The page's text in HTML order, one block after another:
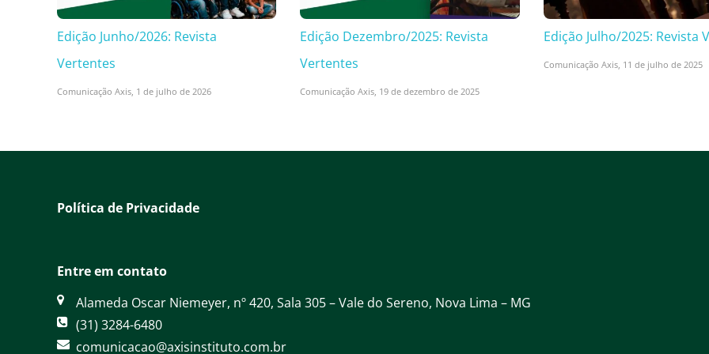
Edição Junho/2026: Revista
Vertentes
Comunicação Axis, 1 de julho de 2026
Edição Dezembro/2025: Revista
Vertentes
Comunicação Axis, 19 de dezembro de 2025
Edição Julho/2025: Revista
Comunicação Axis, 11 de julho de 2025
Política de Privacidade
Entre em contato
Alameda Oscar Niemeyer, nº 420, Sala 305 – Vale do Sereno, Nova Lima – MG
(31) 3284-6480
comunicacao@axisinstituto.com.br